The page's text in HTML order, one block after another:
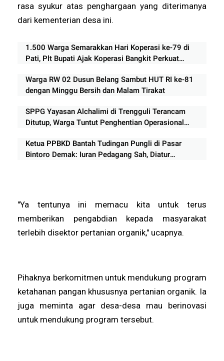
rasa syukur atas penghargaan yang diterimanya
dari kementerian desa ini.
1.500 Warga Semarakkan Hari Koperasi ke-79 di
Pati, Plt Bupati Ajak Koperasi Bangkit Perkuat
Warga RW 02 Dusun Belang Sambut HUT RI ke-81
dengan Minggu Bersih dan Malam Tirakat
SPPG Yayasan Alchalimi di Trengguli Terancam
Ditutup, Warga Tuntut Penghentian Operasional
Ketua PPBKD Bantah Tudingan Pungli di Pasar
Bintoro Demak: Iuran Pedagang Sah, Diatur
"Ya tentunya ini memacu kita untuk terus
memberikan pengabdian kepada masyarakat
terlebih disektor pertanian organik," ucapnya.
Pihaknya berkomitmen untuk mendukung program
ketahanan pangan khususnya pertanian organik. Ia
juga meminta agar desa-desa mau berinovasi
untuk mendukung program tersebut.